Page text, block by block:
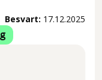
Besvart: 17.12.2025